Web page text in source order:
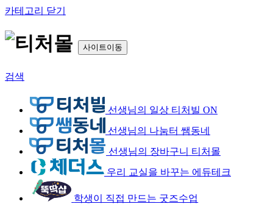
카테고리 닫기
사이트이동
검색
선생님의 일상 티처빌 ON
선생님의 나눔터 쌤동네
선생님의 장바구니 티처몰
우리 교실을 바꾸는 에듀테크
학생이 직접 만드는 굿즈수업